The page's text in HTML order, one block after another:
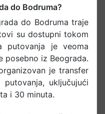
do Bodruma?
do Bodruma traje
su dostupni tokom
putovanja je veoma
posebno iz Beograda.
je transfer
uključujući
i 30 minuta.​